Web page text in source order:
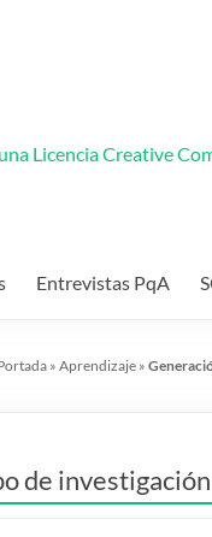
Licencia Creative
Entrevistas PqA
» Aprendizaje »
de